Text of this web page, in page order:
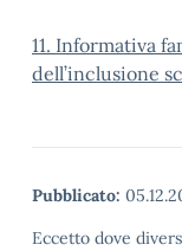
11. Informativa
dell’inclusione
Pubblicato:
Eccetto dove